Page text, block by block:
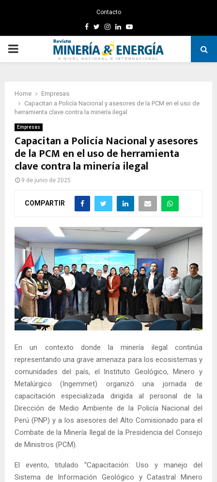
Contacto
Facebook
TwitterInstagram
LinkedinYoutube
PRIMARY
Home
Empresas
Capacitan a Policía Nacional y asesores de la PCM en el uso de
herramienta clave contra la minería ilegal
Empresas
Capacitan a Policía Nacional y asesores
de la PCM en el uso de herramienta
clave contra la minería ilegal
9 de junio de 2025
COMPARTIR
En un contexto donde la minería ilegal continúa
representando una grave amenaza para los ecosistemas y
comunidades del país, el Instituto Geológico, Minero y
Metalúrgico (Ingemmet) organizó una jornada de
capacitación especializada dirigida al personal de la
Dirección de Medio Ambiente de la Policía Nacional del
Perú (PNP) y a los asesores del Alto Comisionado para el
Combate de la Minería Ilegal de la Presidencia del Consejo
de Ministros (PCM).
El evento, titulado “Capacitación: Uso y manejo del
Sistema de Información Geológico y Catastral Minero